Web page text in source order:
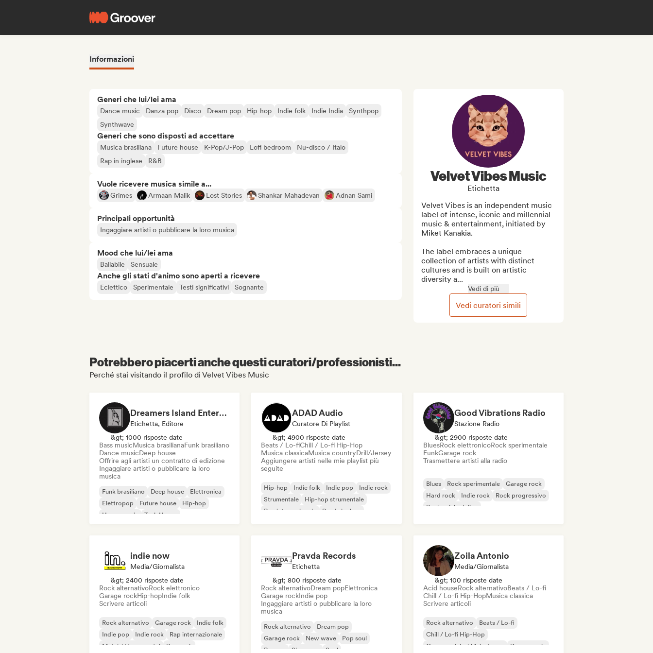
Informazioni
Generi che lui/lei ama
Dance music Danza pop Disco Dream pop Hip-hop Indie folk Indie India
Synthpop
Synthwave
Generi che sono disposti ad accettare
Musica brasiliana Future house K-Pop/J-Pop Lofi bedroom
Nu-disco / Italo
Rap in inglese
R&B
Vuole ricevere musica simile a...
Grimes Armaan Malik Lost Stories Shankar Mahadevan Adnan Sami
Principali opportunità
Ingaggiare artisti o pubblicare la loro musica
Mood che lui/lei ama
Ballabile Sensuale
Anche gli stati d'animo sono aperti a ricevere
Eclettico Sperimentale Testi significativi Sognante
Velvet Vibes Music
Etichetta
Velvet Vibes is an independent music
label of intense, iconic and millennial
music & entertainment, initiated by
Miket Kanakia.
The label embraces a unique
collection of artists with distinct
cultures and is built on artistic
diversity a...
Vedi di più
Vedi curatori simili
Potrebbero piacerti anche questi curatori/professionisti...
Perché stai visitando il profilo di Velvet Vibes Music
Dreamers Island Entertainment
Etichetta, Editore
&gt; 1000 risposte date
Bass musicMusica brasilianaFunk brasiliano
Dance musicDeep house
Offrire agli artisti un contratto di edizione
Ingaggiare artisti o pubblicare la loro
musica
Funk brasiliano Deep house
Elettronica
Elettropop
Future house
Hip-hop
House music
Tech House
ADAD Audio
Curatore Di Playlist
&gt; 4900 risposte date
Beats / Lo-fiChill / Lo-fi Hip-Hop
Musica classicaMusica countryDrill/Jersey
Aggiungere artisti nelle mie playlist più
seguite
Hip-hop Indie folk Indie pop
Indie rock
Strumentale
Hip-hop strumentale
Rap internazionale
Rap in inglese
Good Vibrations Radio
Stazione Radio
&gt; 2900 risposte date
BluesRock elettronicoRock sperimentale
FunkGarage rock
Trasmettere artisti alla radio
Blues Rock sperimentale
Garage rock
Hard rock
Indie rock
Rock progressivo
Rock psichedelico
indie now
Media/Giornalista
&gt; 2400 risposte date
Rock alternativoRock elettronico
Garage rockHip-hopIndie folk
Scrivere articoli
Rock alternativo Garage rock
Indie folk
Indie pop
Indie rock
Rap internazionale
Metal / Heavy metal
Pop rock
Pravda Records
Etichetta
&gt; 800 risposte date
Rock alternativoDream popElettronica
Garage rockIndie pop
Ingaggiare artisti o pubblicare la loro
musica
Rock alternativo
Dream pop
Garage rock
New wave
Pop soul
Reggae
Shoegaze Soul
Zoila Antonio
Media/Giornalista
&gt; 100 risposte date
Acid houseRock alternativoBeats / Lo-fi
Chill / Lo-fi Hip-HopMusica classica
Scrivere articoli
Rock alternativo
Beats / Lo-fi
Chill / Lo-fi Hip-Hop
Commerciale / Mainstream
Dance music